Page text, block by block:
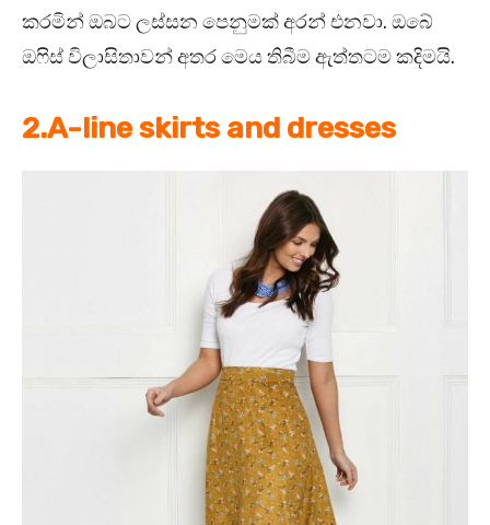
කරමින් ඔබට ලස්සන පෙනුමක් අරන් එනවා. ඔබේ
ඔෆිස් විලාසිතාවන් අතර මෙය තිබීම ඇත්තටම කදිමයි.
2.A-line skirts and dresses